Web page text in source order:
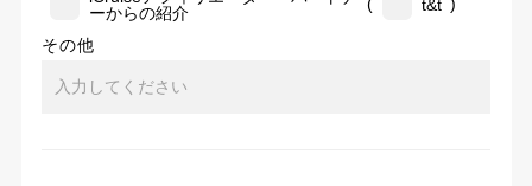
ーからの紹介
t&t
その他